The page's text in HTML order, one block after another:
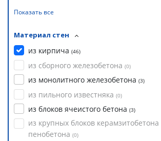
Показать все
Материал стен
из кирпича (46)
из сборного железобетона (0)
из монолитного железобетона (3)
из пильного известняка (0)
из блоков ячеистого бетона (3)
из крупных блоков керамзитобетона
пенобетона (0)